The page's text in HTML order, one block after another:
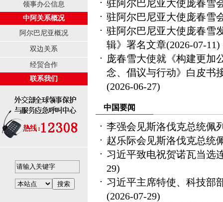
领事办公信息
中阿关系概况
阿尔巴尼亚概况
双边关系
经贸合作
联系我们
驻阿尔巴尼亚大使庞春雪
驻阿尔巴尼亚大使庞春雪
驻阿尔巴尼亚大使庞春雪
辑》署名文章(2026-07-11)
庞春雪大使就《构建更加
念、倡议与行动》白皮书
(2026-06-27)
中国要闻
李强会见斯洛伐克总统佩
赵乐际会见斯洛伐克总统
习近平致电祝贺诺瓦当选
29)
习近平主席特使、科技部
(2026-07-29)